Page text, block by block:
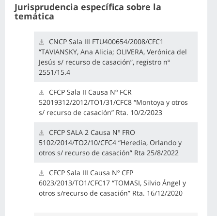
Jurisprudencia específica sobre la
temática
CNCP Sala III FTU400654/2008/CFC1
“TAVIANSKY, Ana Alicia; OLIVERA, Verónica del
Jesús s/ recurso de casación”, registro nº
2551/15.4
CFCP Sala II Causa Nº FCR
52019312/2012/TO1/31/CFC8 “Montoya y otros
s/ recurso de casación” Rta. 10/2/2023
CFCP SALA 2 Causa Nº FRO
5102/2014/TO2/10/CFC4 “Heredia, Orlando y
otros s/ recurso de casación” Rta 25/8/2022
CFCP Sala III Causa Nº CFP
6023/2013/TO1/CFC17 “TOMASI, Silvio Ángel y
otros s/recurso de casación” Rta. 16/12/2020